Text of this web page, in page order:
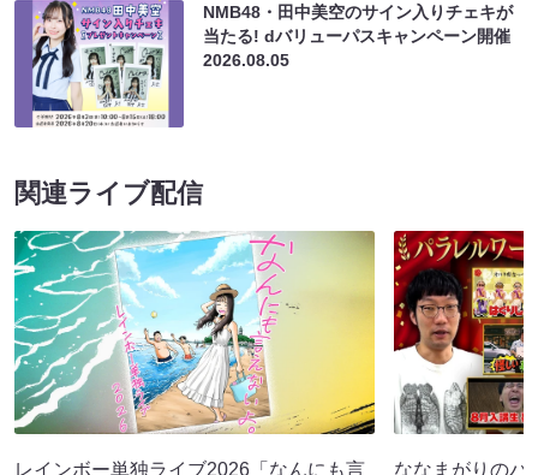
NMB48・田中美空のサイン入りチェキが
当たる! dバリューパスキャンペーン開催
2026.08.05
関連ライブ配信
レインボー単独ライブ2026「なんにも言 ななまがりのパ